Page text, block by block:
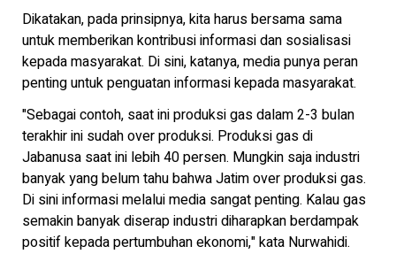
Dikatakan, pada prinsipnya, kita harus bersama sama
untuk memberikan kontribusi informasi dan sosialisasi
kepada masyarakat. Di sini, katanya, media punya peran
penting untuk penguatan informasi kepada masyarakat.
"Sebagai contoh, saat ini produksi gas dalam 2-3 bulan
terakhir ini sudah over produksi. Produksi gas di
Jabanusa saat ini lebih 40 persen. Mungkin saja industri
banyak yang belum tahu bahwa Jatim over produksi gas.
Di sini informasi melalui media sangat penting. Kalau gas
semakin banyak diserap industri diharapkan berdampak
positif kepada pertumbuhan ekonomi," kata Nurwahidi.